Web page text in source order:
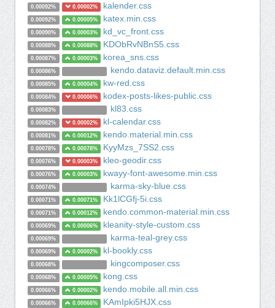
0.00092% 0.00002% kalender.css
0.00092% 0.00005% katex.min.css
0.00090% 0.00003% kd_vc_front.css
0.00088% 0.00088% KDObRvNBnS5.css
0.00087% 0.00003% korea_sns.css
0.00086% kendo.dataviz.default.min.css
0.00085% 0.00004% kw-red.css
0.00084% 0.00006% kodex-posts-likes-public.css
0.00083% kl83.css
0.00082% 0.00002% kl-calendar.css
0.00081% 0.00012% kendo.material.min.css
0.00078% 0.00078% KyyMzs_7SS2.css
0.00076% 0.00003% kleo-geodir.css
0.00076% 0.00003% kwayy-font-awesome.min.css
0.00074% karma-sky-blue.css
0.00071% 0.00071% Kk1lCGfj-5i.css
0.00071% 0.00012% kendo.common-material.min.css
0.00069% 0.00006% kleanity-style-custom.css
0.00069% karma-teal-grey.css
0.00069% 0.00002% kl-bookly.css
0.00068% kingcomposer.css
0.00068% 0.00005% kong.css
0.00066% 0.00002% kendo.mobile.all.min.css
0.00066% 0.00066% KAmIpki5HJX.css